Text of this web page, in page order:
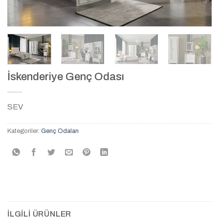
İskenderiye Genç Odası
SEV
Kategoriler: Genç Odaları
İLGILI ÜRÜNLER